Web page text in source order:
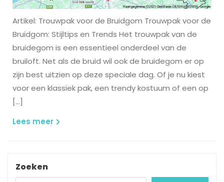
Artikel: Trouwpak voor de Bruidgom Trouwpak voor de
Bruidgom: Stijltips en Trends Het trouwpak van de
bruidegom is een essentieel onderdeel van de
bruiloft. Net als de bruid wil ook de bruidegom er op
zijn best uitzien op deze speciale dag. Of je nu kiest
voor een klassiek pak, een trendy kostuum of een op
[…]
Lees meer Lees
Zoeken